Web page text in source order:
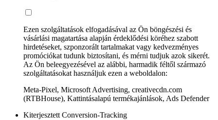
Ezen szolgáltatások elfogadásával az Ön böngészési és
vásárlási magatartása alapján érdeklődési köréhez szabott
hirdetéseket, szponzorált tartalmakat vagy kedvezményes
promóciókat tudunk biztosítani, és mérni tudjuk azok sikerét.
Az Ön beleegyezésével az alábbi, harmadik féltől származó
szolgáltatásokat használjuk ezen a weboldalon:
Meta-Pixel, Microsoft Advertising, creativecdn.com
(RTBHouse), Kattintásalapú termékajánlások, Ads Defender
Kiterjesztett Conversion-Tracking